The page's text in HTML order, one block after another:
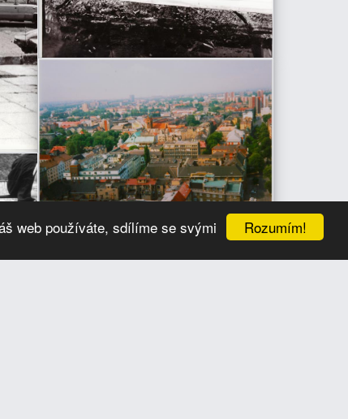
Rozumím!
web používáte, sdílíme se svými